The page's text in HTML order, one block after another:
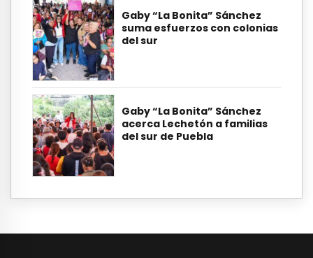
Gaby “La Bonita” Sánchez
suma esfuerzos con colonias
del sur
Gaby “La Bonita” Sánchez
acerca Lechetón a familias
del sur de Puebla